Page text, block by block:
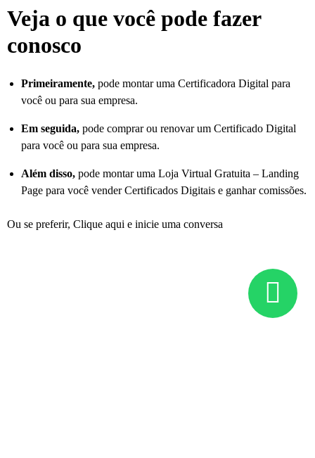
Veja o que você pode fazer
conosco
Primeiramente, pode montar uma Certificadora Digital para
você ou para sua empresa.
Em seguida, pode comprar ou renovar um Certificado Digital
para você ou para sua empresa.
Além disso, pode montar uma Loja Virtual Gratuita – Landing
Page para você vender Certificados Digitais e ganhar comissões.
Ou se preferir, Clique aqui e inicie uma conversa